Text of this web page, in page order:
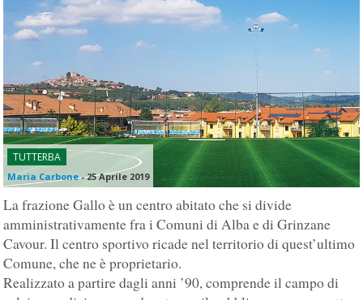
TUTTERBA
Maria Carbone-25 Aprile 2019
La frazione Gallo è un centro abitato che si divide
amministrativamente fra i Comuni di Alba e di Grinzane
Cavour. Il centro sportivo ricade nel territorio di quest’ultimo
Comune, che ne è proprietario.
Realizzato a partire dagli anni ’90, comprende il campo di